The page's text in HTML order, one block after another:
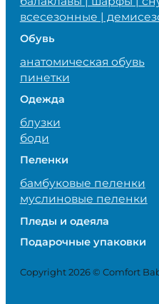
всесезонные |
Обувь
анатомическая обувь
пинетки
Одежда
блузки
боди
Пеленки
бамбуковые пеленки
муслиновые пеленки
Пледы и одеяла
Подарочные упаковки
Copyright 2026 © Comfort